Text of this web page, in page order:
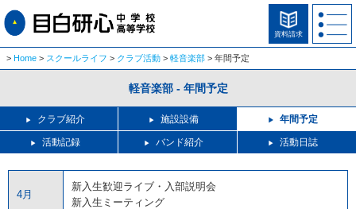
資料請求
Home スクールライフ クラブ活動 軽音楽部 年間予定
軽音楽部 - 年間予定
クラブ紹介 施設設備 年間予定
活動記録 バンド紹介 活動日誌
4月
新入生歓迎ライブ・入部説明会
新入生ミーティング